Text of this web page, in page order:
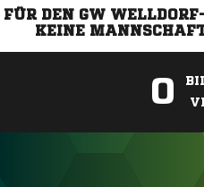
FÜR DEN GW
KEINE
0